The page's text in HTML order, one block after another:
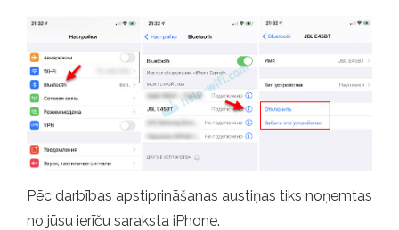
Pēc darbības apstiprināšanas austiņas tiks noņemtas
no jūsu ierīču saraksta iPhone.